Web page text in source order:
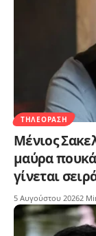
ΤΗΛΕΌΡΑΣΗ
Μένιος
μαύρα
γίνεται
5 Αυγούστου 20262